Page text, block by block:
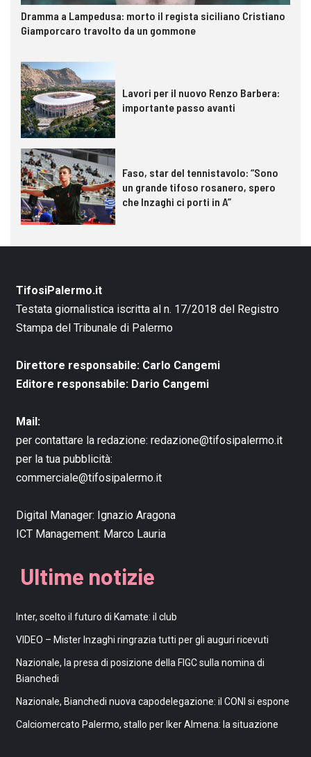
Dramma a Lampedusa: morto il regista siciliano Cristiano
Giamporcaro travolto da un gommone
Lavori per il nuovo Renzo Barbera:
importante passo avanti
Faso, star del tennistavolo: “Sono
un grande tifoso rosanero, spero
che Inzaghi ci porti in A”
TifosiPalermo.it
Testata giornalistica iscritta al n. 17/2018 del Registro
Stampa del Tribunale di Palermo
Direttore responsabile: Carlo Cangemi
Editore responsabile: Dario Cangemi
Mail:
per contattare la redazione: redazione@tifosipalermo.it
per la tua pubblicità:
commerciale@tifosipalermo.it
Digital Manager: Ignazio Aragona
ICT Management: Marco Lauria
Ultime notizie
Inter, scelto il futuro di Kamate: il club
VIDEO – Mister Inzaghi ringrazia tutti per gli auguri ricevuti
Nazionale, la presa di posizione della FIGC sulla nomina di
Bianchedi
Nazionale, Bianchedi nuova capodelegazione: il CONI si espone
Calciomercato Palermo, stallo per Iker Almena: la situazione